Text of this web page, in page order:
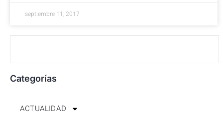
septiembre 11, 2017
Categorías
ACTUALIDAD